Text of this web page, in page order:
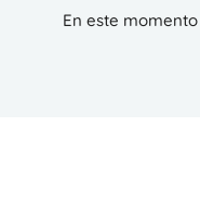
En este